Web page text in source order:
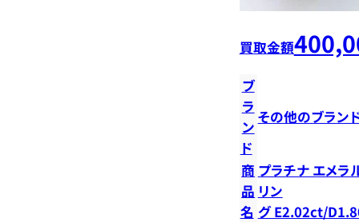
買取金額
ブ
ラ
ン
ド
その他のブラン
商
品
名
プラチナ エメラ
リン
グ E2.02ct/